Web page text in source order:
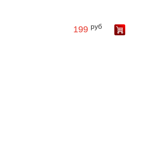
199 руб